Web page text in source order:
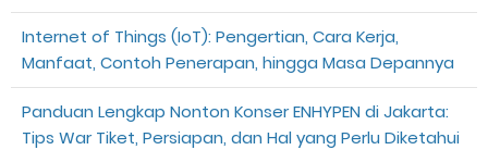
Internet of Things (IoT): Pengertian, Cara Kerja,
Manfaat, Contoh Penerapan, hingga Masa Depannya
Panduan Lengkap Nonton Konser ENHYPEN di Jakarta:
Tips War Tiket, Persiapan, dan Hal yang Perlu Diketahui